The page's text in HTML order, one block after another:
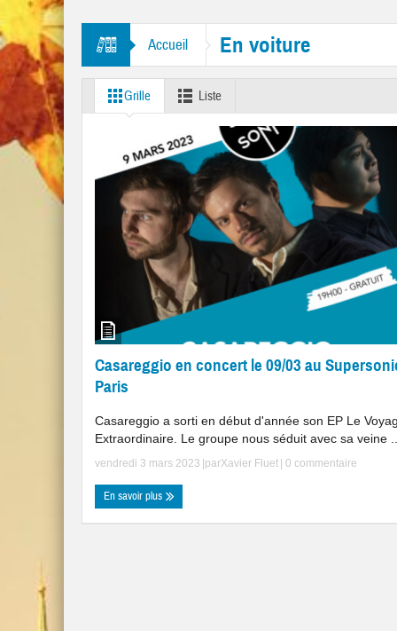
“Mr. Tambourine Man” et “Like A Rolling Stone”
Accueil En voiture
Grille Liste
Casareggio en concert le 09/03 au
Paris
Casareggio a sorti en début d'année son EP Le
Extraordinaire. Le groupe nous séduit avec sa veine
vendredi 3 mars 2023 |parXavier Fluet 0 commentaire
En savoir plus